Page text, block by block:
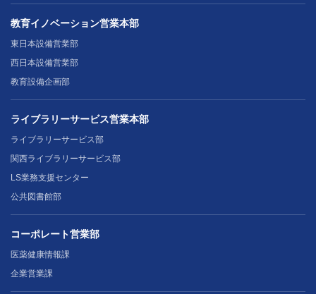
教育イノベーション営業本部
東日本設備営業部
西日本設備営業部
教育設備企画部
ライブラリーサービス営業本部
ライブラリーサービス部
関西ライブラリーサービス部
LS業務支援センター
公共図書館部
コーポレート営業部
医薬健康情報課
企業営業課